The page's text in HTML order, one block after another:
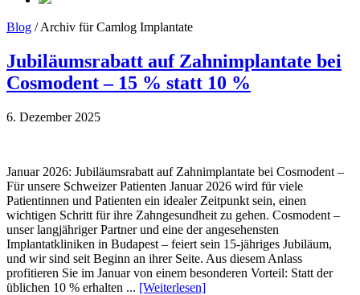
Blog / Archiv für Camlog Implantate
Jubiläumsrabatt auf Zahnimplantate bei
Cosmodent – 15 % statt 10 %
6. Dezember 2025
Januar 2026: Jubiläumsrabatt auf Zahnimplantate bei Cosmodent –
Für unsere Schweizer Patienten Januar 2026 wird für viele
Patientinnen und Patienten ein idealer Zeitpunkt sein, einen
wichtigen Schritt für ihre Zahngesundheit zu gehen. Cosmodent –
unser langjähriger Partner und eine der angesehensten
Implantatkliniken in Budapest – feiert sein 15-jähriges Jubiläum,
und wir sind seit Beginn an ihrer Seite. Aus diesem Anlass
profitieren Sie im Januar von einem besonderen Vorteil: Statt der
üblichen 10 % erhalten ... [Weiterlesen]